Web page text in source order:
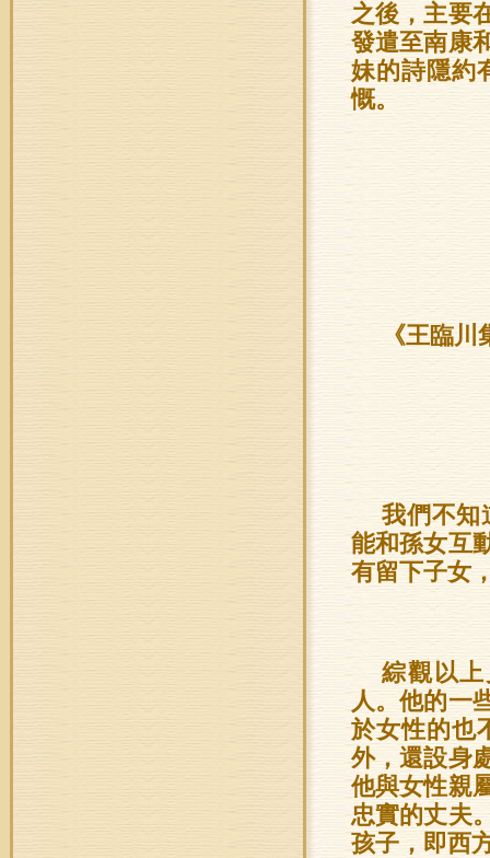
之後，主要
發遣至南康
妹的詩隱約
慨。
《王臨
我們不知
能和孫女互
有留下子女
綜觀以
人。他的一
於女性的也
外，還設身
他與女性親
忠實的丈夫
孩子，即西